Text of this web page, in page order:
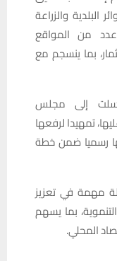
البلدية والزراعة
من المواقع
بما ينسجم مع
إلى مجلس
تمهيدا لرفعها
رسميا ضمن خطة
مهمة في تعزيز
بما يسهم
المحلي.